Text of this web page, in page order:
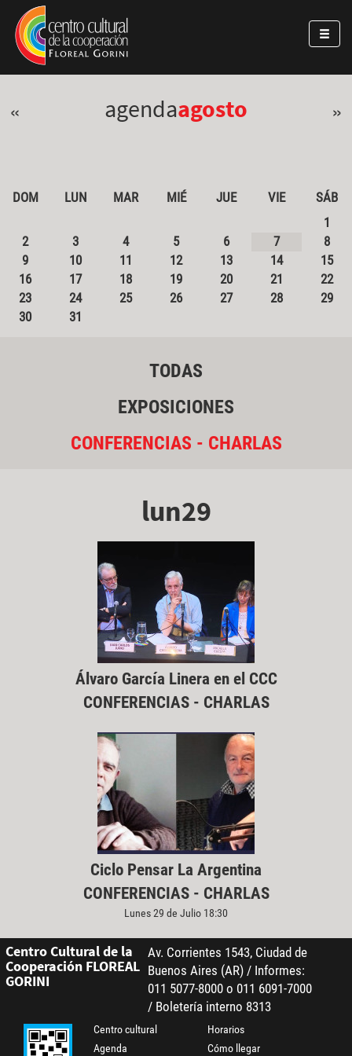
Pasar al contenido principal
Jump to main content
« agendaagosto »
DOM LUN MAR MIÉ JUE VIE
SÁB
1
2
3 4 5 6 7
8
9
10 11 12 13 14
15
16
17 18 19 20 21
22
23
24 25 26 27 28
29
30
31
TODAS
EXPOSICIONES
CONFERENCIAS - CHARLAS
lun29
Álvaro García Linera en el CCC
CONFERENCIAS - CHARLAS
Ciclo Pensar La Argentina
CONFERENCIAS - CHARLAS
Lunes 29 de Julio 18:30
Centro Cultural de la
Cooperación FLOREAL
GORINI
Av. Corrientes 1543, Ciudad de
Buenos Aires (AR) / Informes:
011 5077-8000 o 011 6091-7000
/ Boletería interno 8313
Centro cultural
Agenda
Horarios
Cómo llegar